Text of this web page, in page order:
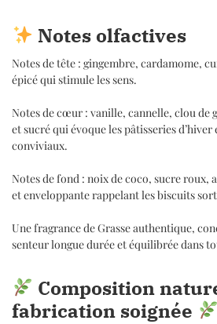
Notes olfactives
Notes de tête : gingembre, cardamome,
épicé qui stimule les sens.
Notes de cœur : vanille, cannelle, clou
et sucré qui évoque les pâtisseries d’hiver
conviviaux.
Notes de fond : noix de coco, sucre roux,
et enveloppante rappelant les biscuits
Une fragrance de Grasse authentique,
senteur longue durée et équilibrée dans
Composition
fabrication soignée